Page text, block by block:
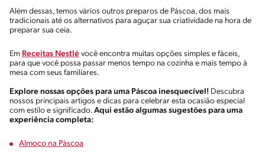
Além dessas, temos vários outros preparos de Páscoa, dos mais
tradicionais até os alternativos para aguçar sua criatividade na hora de
preparar sua ceia.
Em Receitas Nestlé você encontra muitas opções simples e fáceis,
para que você possa passar menos tempo na cozinha e mais tempo à
mesa com seus familiares.
Explore nossas opções para uma Páscoa inesquecível! Descubra
nossos principais artigos e dicas para celebrar esta ocasião especial
com estilo e significado. Aqui estão algumas sugestões para uma
experiência completa:
Almoço na Páscoa